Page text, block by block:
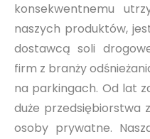
konsekwentnemu
naszych produktów,
dostawcą soli
firm z branży
na parkingach. Od lat
duże przedsiębiorstwa
osoby prywatne.